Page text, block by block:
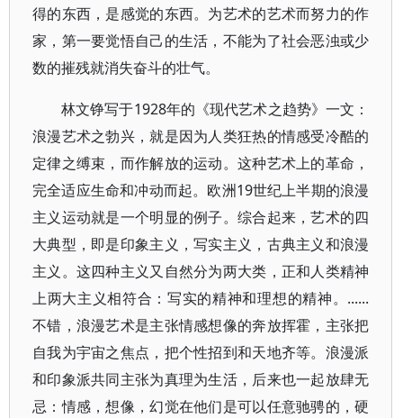
得的东西，是感觉的东西。为艺术的艺术而努力的作
家，第一要觉悟自己的生活，不能为了社会恶浊或少
数的摧残就消失奋斗的壮气。
林文铮写于1928年的《现代艺术之趋势》一文：
浪漫艺术之勃兴，就是因为人类狂热的情感受冷酷的
定律之缚束，而作解放的运动。这种艺术上的革命，
完全适应生命和冲动而起。欧洲19世纪上半期的浪漫
主义运动就是一个明显的例子。综合起来，艺术的四
大典型，即是印象主义，写实主义，古典主义和浪漫
主义。这四种主义又自然分为两大类，正和人类精神
上两大主义相符合：写实的精神和理想的精神。......
不错，浪漫艺术是主张情感想像的奔放挥霍，主张把
自我为宇宙之焦点，把个性招到和天地齐等。浪漫派
和印象派共同主张为真理为生活，后来也一起放肆无
忌：情感，想像，幻觉在他们是可以任意驰骋的，硬